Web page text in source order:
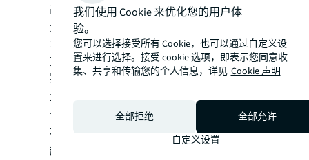
高单季度供应量，全市空置率升高0.9个百
分点录得11.1%。
1.5线及二线城市新增供应体量录得55万平
方米。个别供应量较大的城市未能在季度内
实现快速去化，市场持续承压。 杭州迎来约
25.8万平方米新增供应入市，将全市甲级办
公楼空置率推升2.3个百分点，录得25.6%。
本季度，
标杆项目上实中心的最后一期
超高层双子塔交付入市，为全市甲级办公楼
我们使用 Cookie 来优化您的用户体
验。
您可以选择接受所有 Cookie，也可以通过自定义设
置来进行选择。接受 cookie 选项，即表示您同意收
集、共享和传输您的个人信息，详见 Cookie 声明
全部拒绝
全部允许
自定义设置